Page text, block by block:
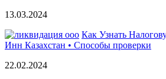
13.03.2024
Как Узнать
Инн Казахстан • Способы проверки
22.02.2024